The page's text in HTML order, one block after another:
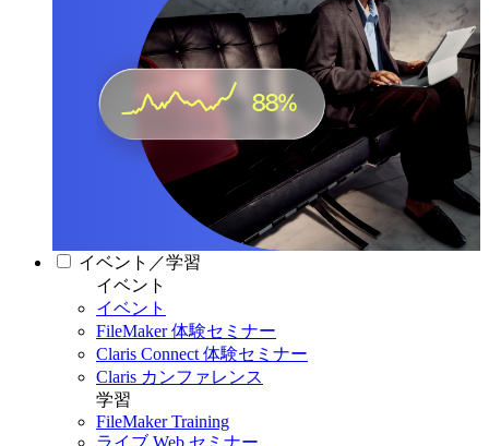
イベント／学習
イベント
イベント
FileMaker 体験セミナー
Claris Connect 体験セミナー
Claris カンファレンス
学習
FileMaker Training
ライブ Web セミナー